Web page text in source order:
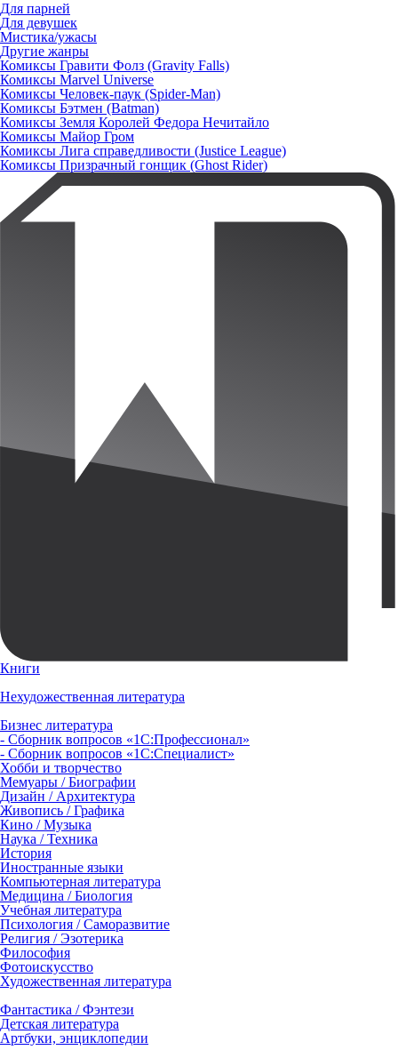
Для парней
Для девушек
Мистика/ужасы
Другие жанры
Комиксы Гравити Фолз (Gravity Falls)
Комиксы Marvel Universe
Комиксы Человек-паук (Spider-Man)
Комиксы Бэтмен (Batman)
Комиксы Земля Королей Федора Нечитайло
Комиксы Майор Гром
Комиксы Лига справедливости (Justice League)
Комиксы Призрачный гонщик (Ghost Rider)
Книги
Нехудожественная литература
Бизнес литература
- Сборник вопросов «1С:Профессионал»
- Сборник вопросов «1С:Специалист»
Хобби и творчество
Мемуары / Биографии
Дизайн / Архитектура
Живопись / Графика
Кино / Музыка
Наука / Техника
История
Иностранные языки
Компьютерная литература
Медицина / Биология
Учебная литература
Психология / Саморазвитие
Религия / Эзотерика
Философия
Фотоискусство
Художественная литература
Фантастика / Фэнтези
Детская литература
Артбуки, энциклопедии